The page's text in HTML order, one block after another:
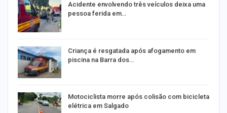
Acidente envolvendo três veículos deixa uma
pessoa ferida em…
Criança é resgatada após afogamento em
piscina na Barra dos…
Motociclista morre após colisão com bicicleta
elétrica em Salgado